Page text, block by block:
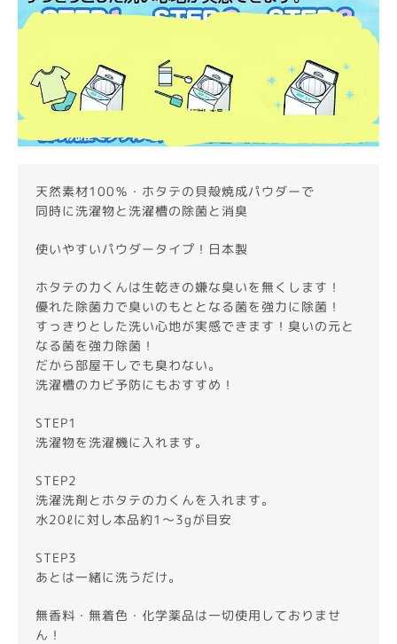
天然素材100％・ホタテの貝殻焼成パウダーで
同時に洗濯物と洗濯槽の除菌と消臭
使いやすいパウダータイプ！日本製
ホタテの力くんは生乾きの嫌な臭いを無くします！
優れた除菌力で臭いのもととなる菌を強力に除菌！
すっきりとした洗い心地が実感できます！臭いの元と
なる菌を強力除菌！
だから部屋干しでも臭わない。
洗濯槽のカビ予防にもおすすめ！
STEP1
洗濯物を洗濯機に入れます。
STEP2
洗濯洗剤とホタテの力くんを入れます。
水20ℓに対し本品約1〜3gが目安
STEP3
あとは一緒に洗うだけ。
無香料・無着色・化学薬品は一切使用しておりませ
ん！